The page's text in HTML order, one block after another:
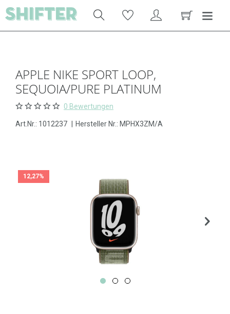
APPLE NIKE SPORT LOOP,
SEQUOIA/PURE PLATINUM
0 Bewertungen
Art.Nr.: 1012237 Hersteller Nr.: MPHX3ZM/A
12,27%